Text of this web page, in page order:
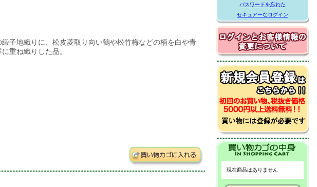
子地織りに、松皮菱取り向い鶴や松竹梅などの柄を白や青
重ね織りした品。
パスワードを忘れた
セキュアーなログイン
現在商品はありません